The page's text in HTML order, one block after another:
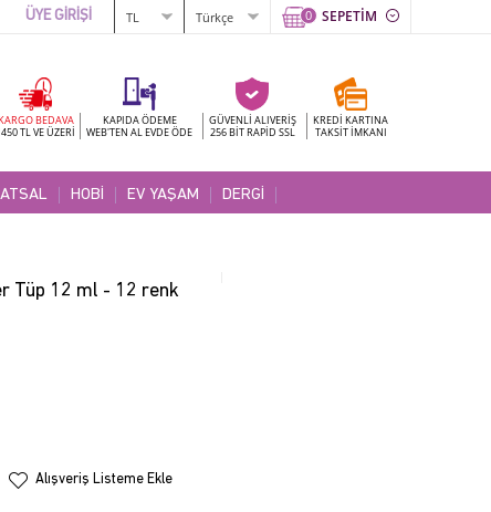
0 SEPETİM
ÜYE GİRİŞİ
BEDAVA
TL VE ÜZERİ
KAPIDA ÖDEME
WEB'TEN AL EVDE ÖDE
GÜVENLİ ALIVERİŞ
256 BİT RAPİD SSL
KREDİ KARTINA
TAKSİT İMKANI
HOBİ EV YAŞAM DERGİ
Tüp 12 ml - 12 renk
Alışveriş Listeme Ekle